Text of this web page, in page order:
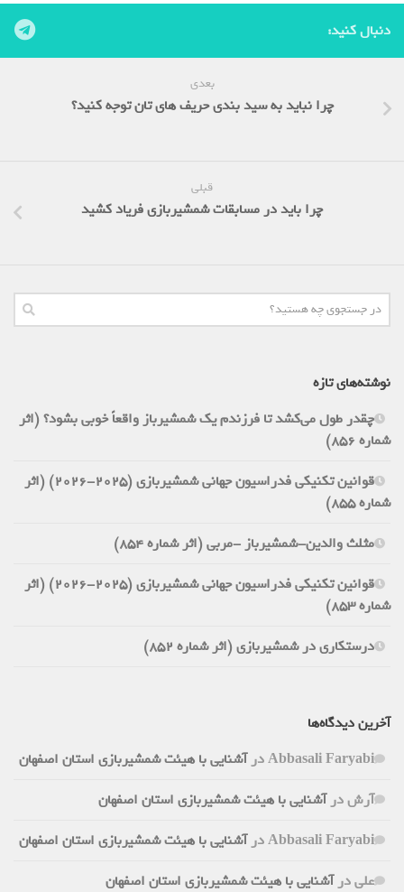
دنبال کنید:
بعدی
چرا نباید به سید بندی حریف های تان توجه کنید؟
قبلی
چرا باید در مسابقات شمشیربازی فریاد کشید
نوشته‌های تازه
چقدر طول می‌کشد تا فرزندم یک شمشیرباز واقعاً خوبی بشود؟ (اثر
شماره 856)
قوانین تکنیکی فدراسیون جهانی شمشیربازی (2025-2026) (اثر
شماره 855)
مثلث والدین-شمشیرباز -مربی (اثر شماره 854)
قوانین تکنیکی فدراسیون جهانی شمشیربازی (2025-2026) (اثر
شماره 853)
درستکاری در شمشیربازی (اثر شماره 852)
آخرین دیدگاه‌ها
Abbasali Faryabiدرآشنایی با هیئت شمشیربازی استان اصفهان
آرشدرآشنایی با هیئت شمشیربازی استان اصفهان
Abbasali Faryabiدرآشنایی با هیئت شمشیربازی استان اصفهان
علیدرآشنایی با هیئت شمشیربازی استان اصفهان